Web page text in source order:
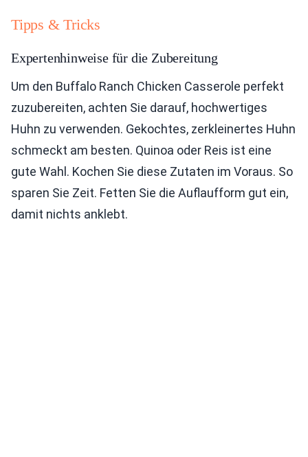
Tipps & Tricks
Expertenhinweise für die Zubereitung
Um den Buffalo Ranch Chicken Casserole perfekt
zuzubereiten, achten Sie darauf, hochwertiges
Huhn zu verwenden. Gekochtes, zerkleinertes Huhn
schmeckt am besten. Quinoa oder Reis ist eine
gute Wahl. Kochen Sie diese Zutaten im Voraus. So
sparen Sie Zeit. Fetten Sie die Auflaufform gut ein,
damit nichts anklebt.